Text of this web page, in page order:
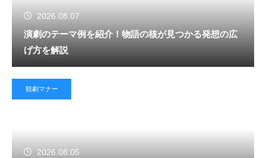
2026.08.07
演劇のテーマ例を紹介！物語の核が見つかる発想の広
げ方を解説
観劇マナー
2026.08.05